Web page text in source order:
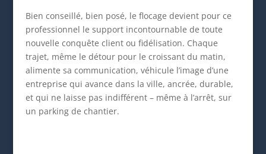
Bien conseillé, bien posé, le flocage devient pour ce
professionnel le support incontournable de toute
nouvelle conquête client ou fidélisation. Chaque
trajet, même le détour pour le croissant du matin,
alimente sa communication, véhicule l’image d’une
entreprise qui avance dans la ville, ancrée, durable,
et qui ne laisse pas indifférent – même à l’arrêt, sur
un parking de chantier.